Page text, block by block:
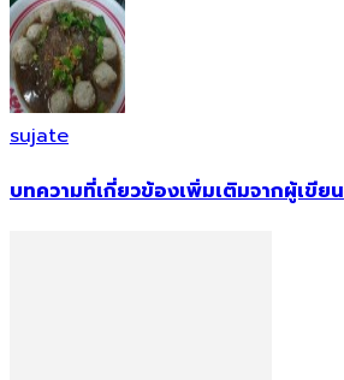
sujate
บทความที่เกี่ยวข้องเพิ่มเติมจากผู้เขียน